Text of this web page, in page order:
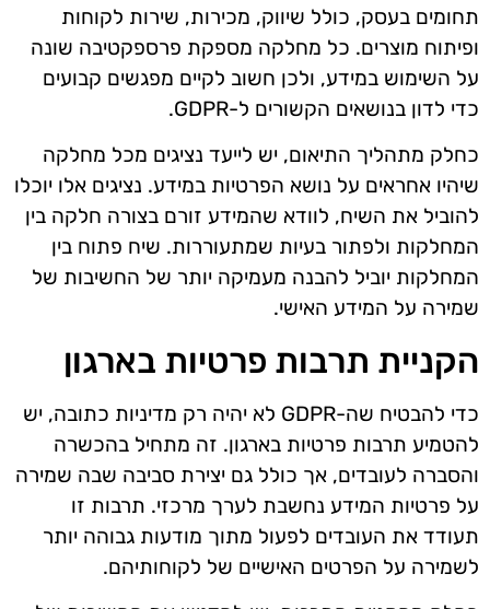
תחומים בעסק, כולל שיווק, מכירות, שירות לקוחות
ופיתוח מוצרים. כל מחלקה מספקת פרספקטיבה שונה
על השימוש במידע, ולכן חשוב לקיים מפגשים קבועים
כדי לדון בנושאים הקשורים ל-GDPR.
כחלק מתהליך התיאום, יש לייעד נציגים מכל מחלקה
שיהיו אחראים על נושא הפרטיות במידע. נציגים אלו יוכלו
להוביל את השיח, לוודא שהמידע זורם בצורה חלקה בין
המחלקות ולפתור בעיות שמתעוררות. שיח פתוח בין
המחלקות יוביל להבנה מעמיקה יותר של החשיבות של
שמירה על המידע האישי.
הקניית תרבות פרטיות בארגון
כדי להבטיח שה-GDPR לא יהיה רק מדיניות כתובה, יש
להטמיע תרבות פרטיות בארגון. זה מתחיל בהכשרה
והסברה לעובדים, אך כולל גם יצירת סביבה שבה שמירה
על פרטיות המידע נחשבת לערך מרכזי. תרבות זו
תעודד את העובדים לפעול מתוך מודעות גבוהה יותר
לשמירה על הפרטים האישיים של לקוחותיהם.